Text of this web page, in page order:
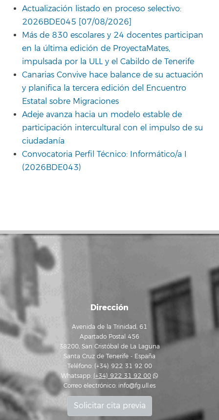
Actualización listado en proceso selectivo:
2026BDE045 [07/08/2026]
Más de 830 escolares y 24 docentes participan
en la última edición de ProyectaMates,
impulsada por la ULL y el Cabildo de Tenerife
Canarias Convive hace balance de su actuación
y planifica la tercera edición del Encuentro
Estatal sobre Migraciones
Adeje avanza hacia un modelo estable de
participación intercultural con el impulso de su
ciudadanía
Convocatoria Perfil Técnico: Informático/a I
(2026BDE043)
Dirección
Avenida de la Trinidad, 61
Apartado Postal 456
38200, San Cristóbal de La Laguna
Santa Cruz de Tenerife - España
Teléfono: (+34) 922 31 92 00
Whatsapp: (+34) 922 31 92 00
Correo electrónico: info@fg.ull.es
Solicitar cita previa